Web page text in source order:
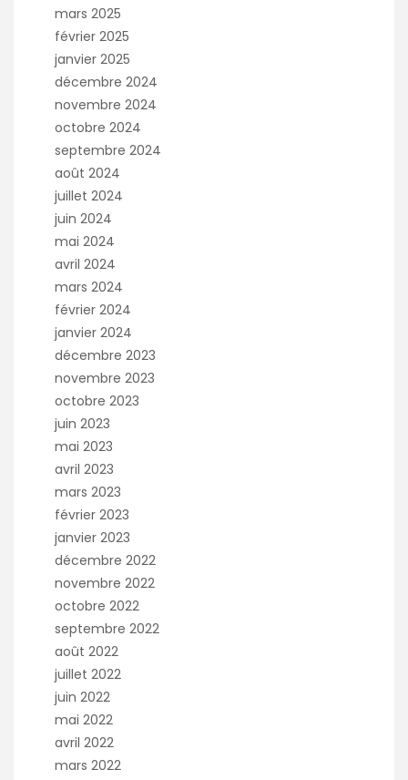
mars 2025
février 2025
janvier 2025
décembre 2024
novembre 2024
octobre 2024
septembre 2024
août 2024
juillet 2024
juin 2024
mai 2024
avril 2024
mars 2024
février 2024
janvier 2024
décembre 2023
novembre 2023
octobre 2023
juin 2023
mai 2023
avril 2023
mars 2023
février 2023
janvier 2023
décembre 2022
novembre 2022
octobre 2022
septembre 2022
août 2022
juillet 2022
juin 2022
mai 2022
avril 2022
mars 2022